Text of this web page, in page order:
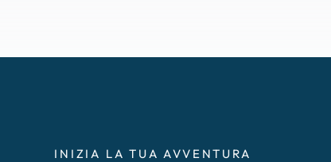
INIZIA LA TUA AVVENTURA